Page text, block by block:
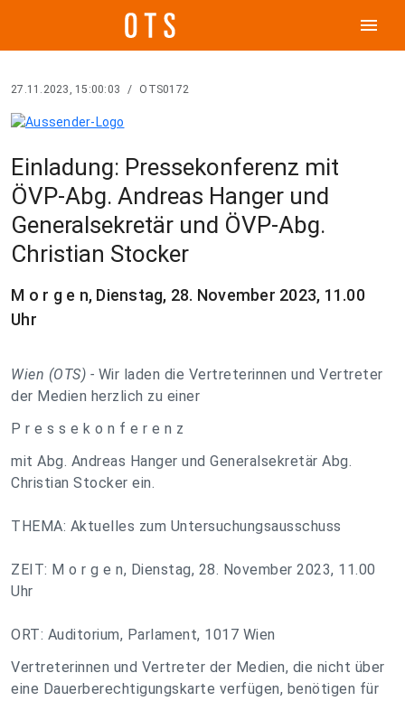
menu
27.11.2023, 15:00:03 / OTS0172
Einladung: Pressekonferenz mit
ÖVP-Abg. Andreas Hanger und
Generalsekretär und ÖVP-Abg.
Christian Stocker
M o r g e n, Dienstag, 28. November 2023, 11.00
Uhr
Wien (OTS) - Wir laden die Vertreterinnen und Vertreter
der Medien herzlich zu einer
P r e s s e k o n f e r e n z
mit Abg. Andreas Hanger und Generalsekretär Abg.
Christian Stocker ein.
THEMA: Aktuelles zum Untersuchungsausschuss
ZEIT: M o r g e n, Dienstag, 28. November 2023, 11.00
Uhr
ORT: Auditorium, Parlament, 1017 Wien
Vertreterinnen und Vertreter der Medien, die nicht über
eine Dauerberechtigungskarte verfügen, benötigen für